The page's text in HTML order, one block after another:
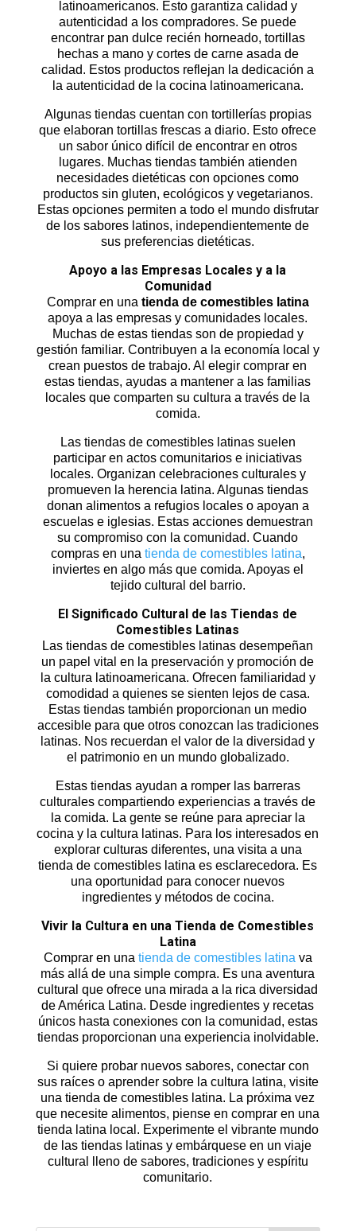
latinoamericanos. Esto garantiza calidad y
autenticidad a los compradores. Se puede
encontrar pan dulce recién horneado, tortillas
hechas a mano y cortes de carne asada de
calidad. Estos productos reflejan la dedicación a
la autenticidad de la cocina latinoamericana.
Algunas tiendas cuentan con tortillerías propias
que elaboran tortillas frescas a diario. Esto ofrece
un sabor único difícil de encontrar en otros
lugares. Muchas tiendas también atienden
necesidades dietéticas con opciones como
productos sin gluten, ecológicos y vegetarianos.
Estas opciones permiten a todo el mundo disfrutar
de los sabores latinos, independientemente de
sus preferencias dietéticas.
Apoyo a las Empresas Locales y a la
Comunidad
Comprar en una tienda de comestibles latina
apoya a las empresas y comunidades locales.
Muchas de estas tiendas son de propiedad y
gestión familiar. Contribuyen a la economía local y
crean puestos de trabajo. Al elegir comprar en
estas tiendas, ayudas a mantener a las familias
locales que comparten su cultura a través de la
comida.
Las tiendas de comestibles latinas suelen
participar en actos comunitarios e iniciativas
locales. Organizan celebraciones culturales y
promueven la herencia latina. Algunas tiendas
donan alimentos a refugios locales o apoyan a
escuelas e iglesias. Estas acciones demuestran
su compromiso con la comunidad. Cuando
compras en una tienda de comestibles latina,
inviertes en algo más que comida. Apoyas el
tejido cultural del barrio.
El Significado Cultural de las Tiendas de
Comestibles Latinas
Lastiendas de comestibles latinasdesempeñan
un papel vital en la preservación y promoción de
la cultura latinoamericana. Ofrecen familiaridad y
comodidad a quienes se sienten lejos de casa.
Estas tiendas también proporcionan un medio
accesible para que otros conozcan las tradiciones
latinas. Nos recuerdan el valor de la diversidad y
el patrimonio en un mundo globalizado.
Estas tiendas ayudan a romper las barreras
culturales compartiendo experiencias a través de
la comida. La gente se reúne para apreciar la
cocina y la cultura latinas. Para los interesados en
explorar culturas diferentes, una visita a una
tienda de comestibles latina es esclarecedora. Es
una oportunidad para conocer nuevos
ingredientes y métodos de cocina.
Vivir la Cultura en una Tienda de Comestibles
Latina
Comprar en una tienda de comestibles latina va
más allá de una simple compra. Es una aventura
cultural que ofrece una mirada a la rica diversidad
de América Latina. Desde ingredientes y recetas
únicos hasta conexiones con la comunidad, estas
tiendas proporcionan una experiencia inolvidable.
Si quiere probar nuevos sabores, conectar con
sus raíces o aprender sobre la cultura latina, visite
una tienda de comestibles latina. La próxima vez
que necesite alimentos, piense en comprar en una
tienda latina local. Experimente el vibrante mundo
de las tiendas latinas y embárquese en un viaje
cultural lleno de sabores, tradiciones y espíritu
comunitario.